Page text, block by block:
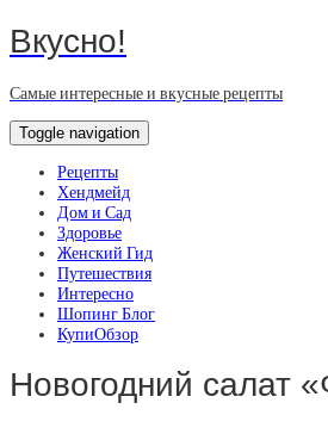
Вкусно!
Самые интересные и вкусные рецепты
Toggle navigation
Рецепты
Хендмейд
Дом и Сад
Здоровье
Женский Гид
Путешествия
Интересно
Шопинг Блог
КупиОбзор
Новогодний салат